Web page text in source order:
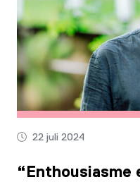
22 juli 2024
“Enthousiasme